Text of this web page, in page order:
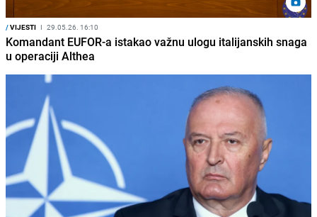
/VIJESTI I 29.05.26. 16:10
Komandant EUFOR-a istakao važnu ulogu italijanskih snaga
u operaciji Althea